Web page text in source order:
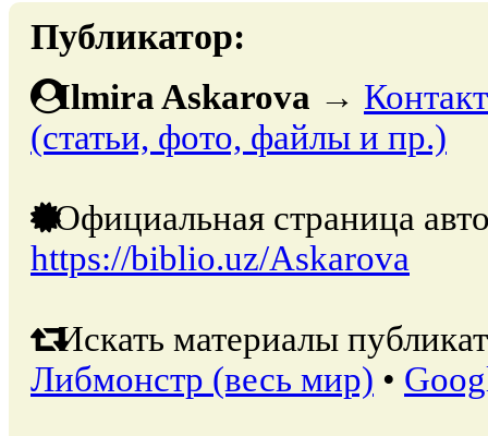
Публикатор:
Ilmira Askarova →
(статьи, фото, файлы и пр.)
Официальная страница
https://biblio.uz/Askarova
Искать материалы
Либмонстр (весь мир) •